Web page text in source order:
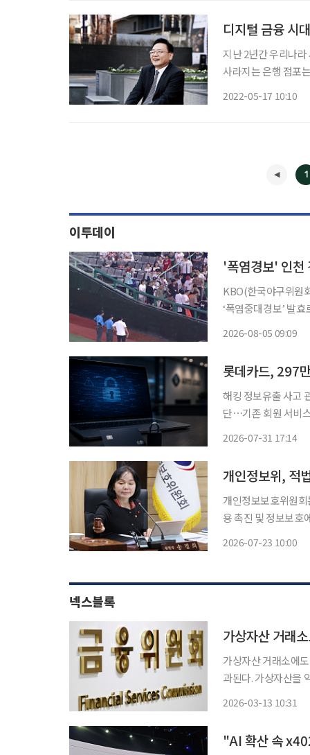
디지털 금융 시
지난 2년간 우리나
사라지는 은행 점포
2022-05-17 10:10
1
이투데이
'폭염경보' 인천
KBO(한국야구위원
‘폭염중대경보’ 발
2026-08-05 09:09
롯데카드, 297
해킹 정보유출 사고
단⋯기존 회원 서비
2026-07-31 17:14
개인정보보호위원
용 촉진 및 정보보호
2026-07-23 10:00
넥스블록
가상자산 거래
가상자산 거래소에
과된다. 가상자산을
2026-03-13 10:31
"AI 확산 속